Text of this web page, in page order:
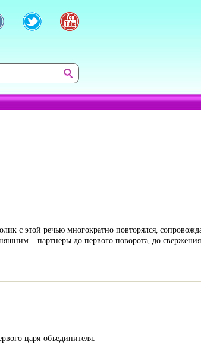
с этой речью многократно повторялся,
– партнеры до первого поворота, до
царя-объединителя.